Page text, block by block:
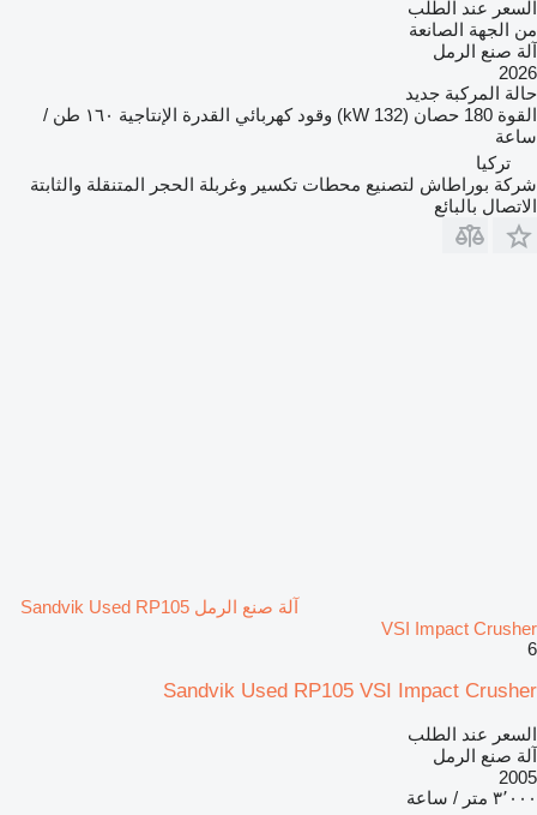
السعر عند الطلب
من الجهة الصانعة
آلة صنع الرمل
2026
حالة المركبة جديد
القوة 180 حصان (132 kW) وقود كهربائي القدرة الإنتاجية
١٦٠ طن /
ساعة
تركيا
شركة بوراطاش لتصنيع محطات تكسير وغربلة الحجر المتنقلة والثابتة
الاتصال بالبائع
آلة صنع الرمل Sandvik Used RP105
VSI Impact Crusher
6
Sandvik Used RP105 VSI Impact Crusher
السعر عند الطلب
آلة صنع الرمل
2005
٣٬٠٠٠ متر / ساعة